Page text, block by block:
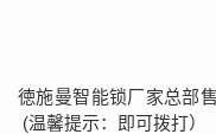
徳施曼智能锁厂家总部
(温馨提示：即可拨打）